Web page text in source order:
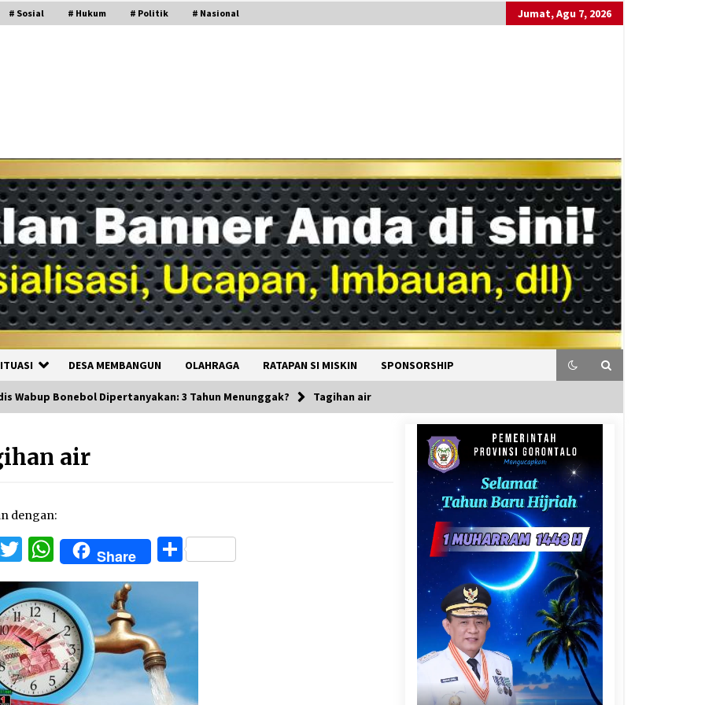
# Sosial # Hukum # Politik # Nasional Jumat, Agu 7, 2026
DESA MEMBANGUN OLAHRAGA RATAPAN SI MISKIN SPONSORSHIP
Wabup Bonebol Dipertanyakan: 3 Tahun Menunggak? Tagihan air
air
dengan:
Twitter
WhatsApp
Share Share